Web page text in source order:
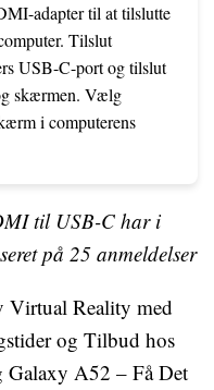
adapter til at tilslutte
Tilslut
USB-C-port og tilslut
skærmen. Vælg
i computerens
til USB-C har i
på 25 anmeldelser
Virtual Reality med
og Tilbud hos
Galaxy A52 – Få Det